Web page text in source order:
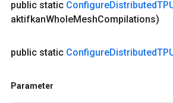
public static ConfigureDistributed
aktifkanWholeMeshCompilations)
public static ConfigureDistributed
Parameter